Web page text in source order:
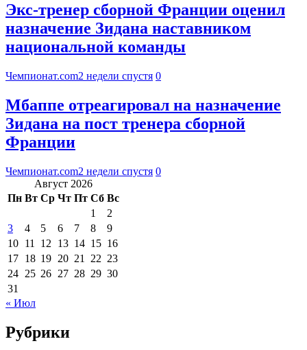
Экс-тренер сборной Франции оценил
назначение Зидана наставником
национальной команды
Чемпионат.com2 недели спустя 0
Мбаппе отреагировал на назначение
Зидана на пост тренера сборной
Франции
Чемпионат.com2 недели спустя 0
Август 2026
Пн Вт Ср Чт Пт Сб Вс
1
2
3
4 5 6 7 8
9
10 11 12 13 14 15 16
17 18 19 20 21 22 23
24 25 26 27 28 29 30
31
« Июл
Рубрики